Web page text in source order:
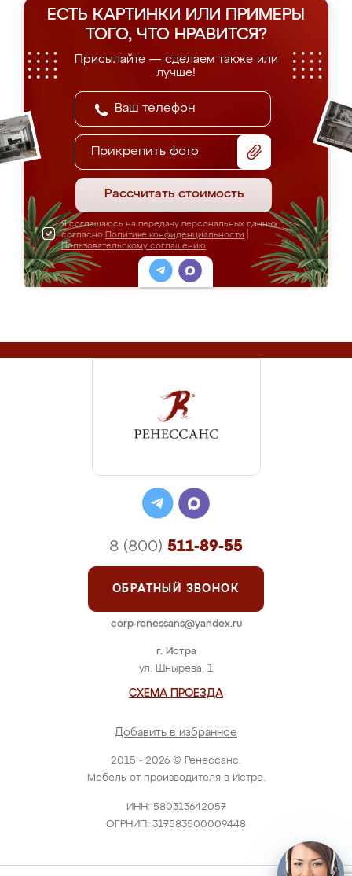
ЕСТЬ КАРТИНКИ ИЛИ ПРИМЕРЫ
ТОГО, ЧТО НРАВИТСЯ?
Присылайте — сделаем также или
лучше!
Прикрепить фото
Рассчитать стоимость
Я соглашаюсь на передачу персональных данных
согласно Политике конфиденциальности
Пользовательскому соглашению
2015 - 2026 © Ренессанс.
Мебель от производителя в Истре.
ИНН: 580313642057
ОГРНИП: 317583500009448
г. Истра
ул. Шнырева, 1
СХЕМА ПРОЕЗДА
Добавить в избранное
8 (800) 511-89-55
ОБРАТНЫЙ ЗВОНОК
corp-renessans@yandex.ru